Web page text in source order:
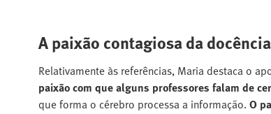
A paixão contagiosa da docência
Relativamente às referências, Maria destaca o
paixão com que alguns professores falam de
que forma o cérebro processa a informação. O